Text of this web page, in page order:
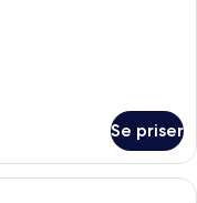
Se priser
med en säng, ett